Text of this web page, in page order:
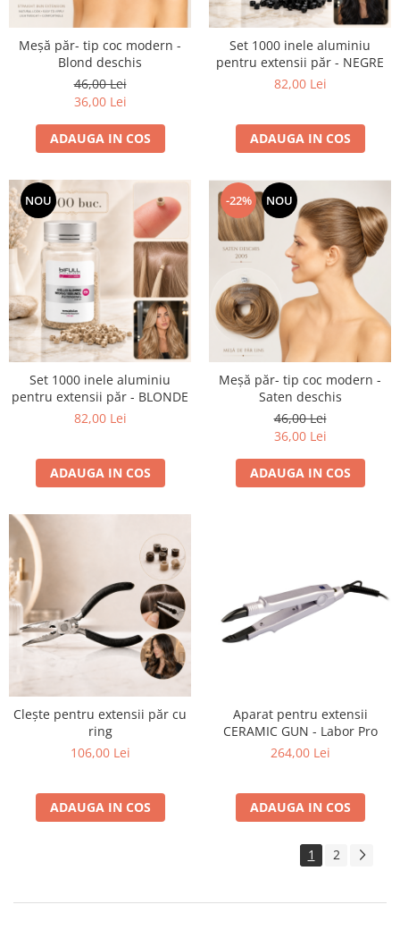
Meșă păr- tip coc modern -
Blond deschis
46,00 Lei
36,00 Lei
ADAUGA IN COS
Set 1000 inele aluminiu
pentru extensii păr - NEGRE
82,00 Lei
ADAUGA IN COS
NOU
Set 1000 inele aluminiu
pentru extensii păr - BLONDE
82,00 Lei
ADAUGA IN COS
-22% NOU
Meșă păr- tip coc modern -
Saten deschis
46,00 Lei
36,00 Lei
ADAUGA IN COS
Clește pentru extensii păr cu
ring
106,00 Lei
ADAUGA IN COS
Aparat pentru extensii
CERAMIC GUN - Labor Pro
264,00 Lei
ADAUGA IN COS
1 2